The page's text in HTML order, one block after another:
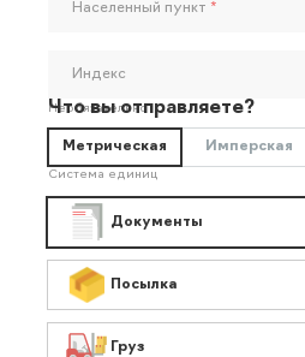
Населенный пункт *
Индекс
Необязательно
Что вы отправляете?
Метрическая Имперская
Система единиц
Документы
Посылка
Груз